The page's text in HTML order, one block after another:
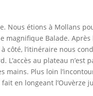
Nous étions à Mollans
Balade. Après
côté, l’itinéraire nous
au plateau n’est
mains. Plus loin
en longeant l’Ouvèrze